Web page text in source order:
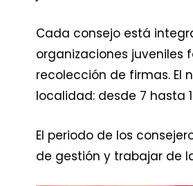
Cada consejo está
organizaciones juveniles
recolección de firmas. El
localidad: desde 7 hasta
El periodo de los
de gestión y trabajar de